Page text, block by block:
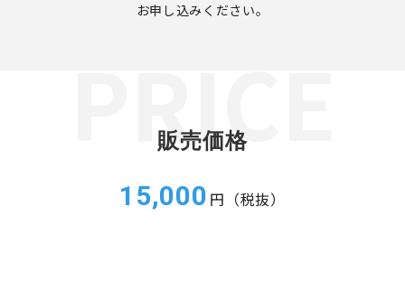
お申し込みください。
販売価格
15,000 円（税抜）